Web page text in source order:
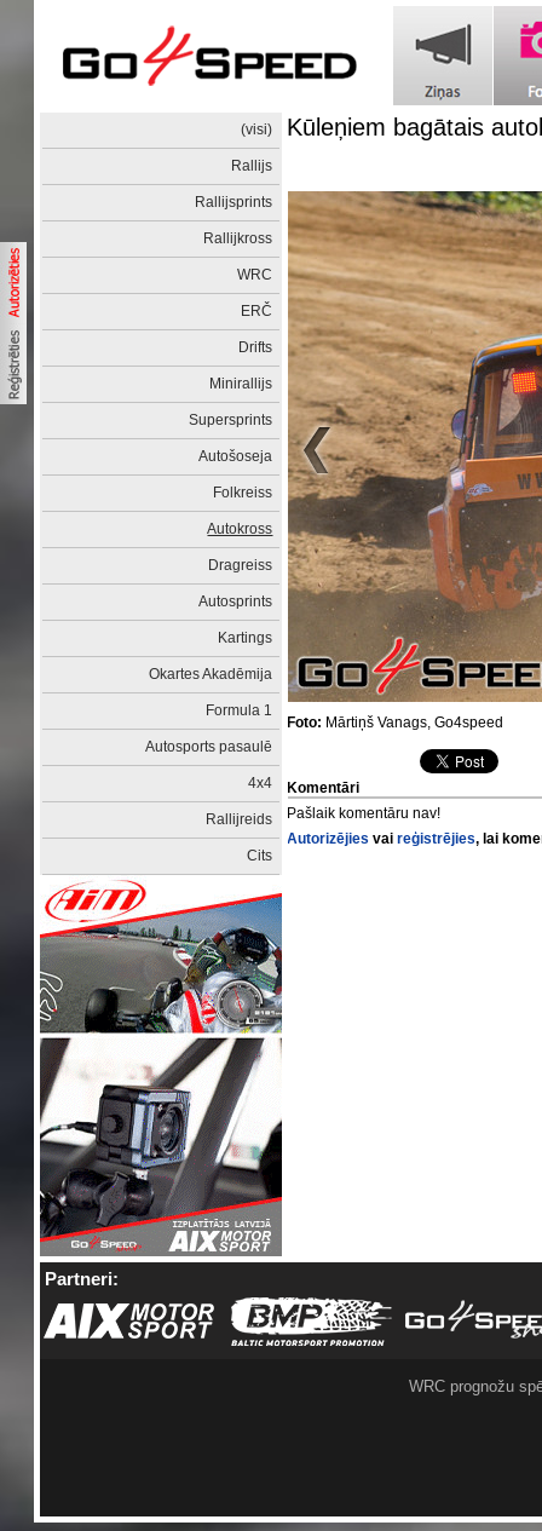
(visi)
Rallijs
Rallijsprints
Rallijkross
WRC
ERČ
Drifts
Minirallijs
Supersprints
Autošoseja
Folkreiss
Autokross
Dragreiss
Autosprints
Kartings
Okartes Akadēmija
Formula 1
Autosports pasaulē
4x4
Rallijreids
Cits
Kūleņiem bagātais
Foto: Mārtiņš Vanags, Go4speed
Komentāri
Pašlaik komentāru nav!
Autorizējies vaireģistrējies, lai
Partneri:
WRC prognožu